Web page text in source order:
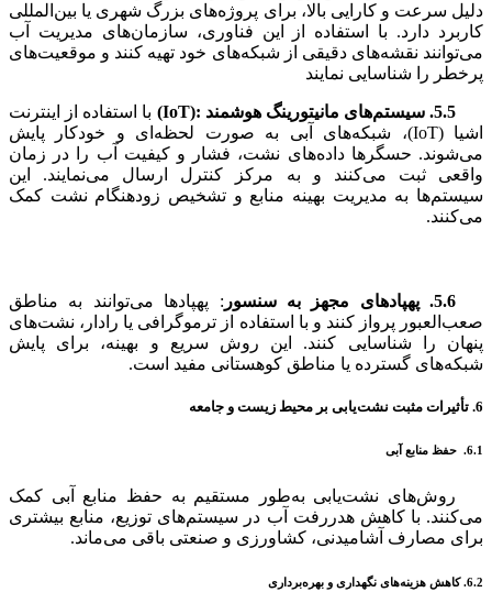
دلیل سرعت و کارایی بالا، برای پروژه‌های بزرگ شهری یا بین‌المللی
کاربرد دارد. با استفاده از این فناوری، سازمان‌های مدیریت آب
می‌توانند نقشه‌های دقیقی از شبکه‌های خود تهیه کنند و موقعیت‌های
پرخطر را شناسایی نمایند​
5.5. سیستم‌های مانیتورینگ هوشمند :(IoT)
با استفاده از اینترنت
اشیا (IoT)، شبکه‌های آبی به صورت لحظه‌ای و خودکار پایش
می‌شوند. حسگرها داده‌های نشت، فشار و کیفیت آب را در زمان
واقعی ثبت می‌کنند و به مرکز کنترل ارسال می‌نمایند. این
سیستم‌ها به مدیریت بهینه منابع و تشخیص زودهنگام نشت کمک
می‌کنند.
5.6. پهپادهای مجهز به سنسور
: پهپادها می‌توانند به مناطق
صعب‌العبور پرواز کنند و با استفاده از ترموگرافی یا رادار، نشت‌های
پنهان را شناسایی کنند. این روش سریع و بهینه، برای پایش
شبکه‌های گسترده یا مناطق کوهستانی مفید است.
6. تأثیرات مثبت نشت‌یابی بر محیط زیست و جامعه
6.1. حفظ منابع آبی
روش‌های نشت‌یابی به‌طور مستقیم به حفظ منابع آبی کمک
می‌کنند. با کاهش هدررفت آب در سیستم‌های توزیع، منابع بیشتری
برای مصارف آشامیدنی، کشاورزی و صنعتی باقی می‌ماند.
6.2. کاهش هزینه‌های نگهداری و بهره‌برداری